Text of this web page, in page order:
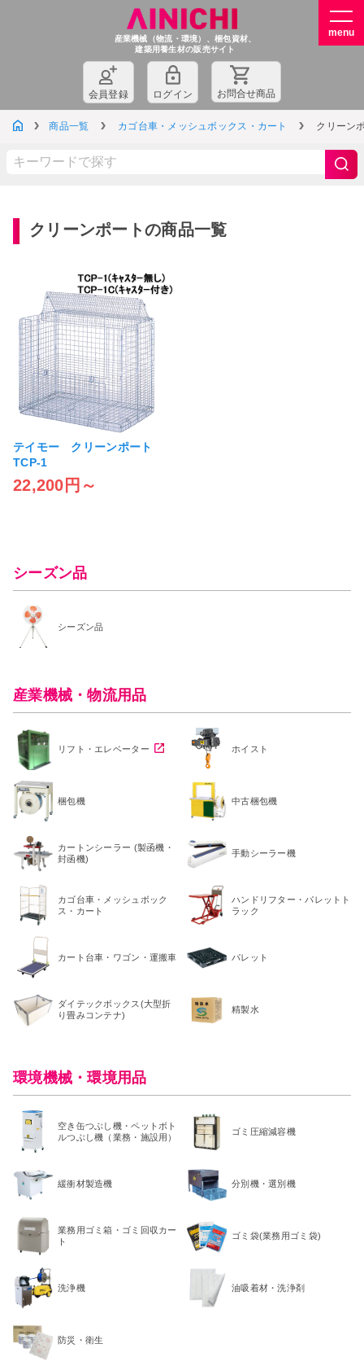
産業機械（物流・環境）、梱包資材、
建築用養生材の販売サイト
会員登録 ログイン お問合せ商品
商品一覧 カゴ台車・メッシュボックス・カート クリーン
クリーンポートの商品一覧
テイモー クリーンポート
TCP-1
22,200円～
シーズン品
シーズン品
産業機械・物流用品
リフト・エレベーター ホイスト
梱包機 中古梱包機
カートンシーラー (製函機・
封函機)
手動シーラー機
カゴ台車・メッシュボック
ス・カート
ハンドリフター・パレットト
ラック
カート台車・ワゴン・運搬車 パレット
ダイテックボックス(大型折
り畳みコンテナ)
精製水
環境機械・環境用品
空き缶つぶし機・ペットボト
ルつぶし機（業務・施設用）
ゴミ圧縮減容機
緩衝材製造機 分別機・選別機
業務用ゴミ箱・ゴミ回収カー
ト
ゴミ袋(業務用ゴミ袋)
洗浄機 油吸着材・洗浄剤
防災・衛生